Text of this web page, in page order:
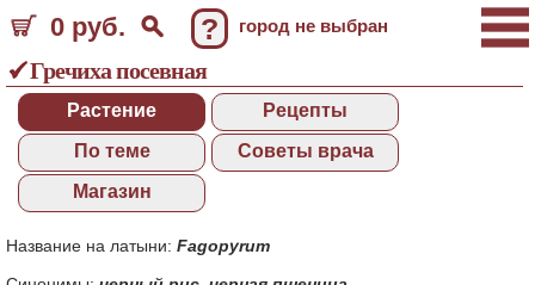
0 руб. ? город не выбран
Гречиха посевная
Растение
Рецепты
По теме
Советы врача
Магазин
Название на латыни: Fagopyrum